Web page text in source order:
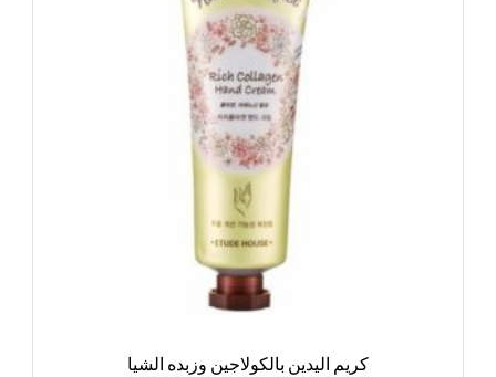
كريم اليدين بالكولاجين وزبده الشيا